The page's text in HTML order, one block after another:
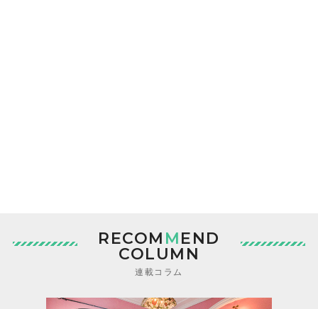
RECOM MEND
COLUMN
連載コラム